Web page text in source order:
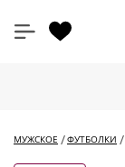
МУЖСКОЕ ФУТБОЛКИ